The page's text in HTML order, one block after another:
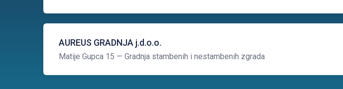
AUREUS GRADNJA j.d.o.o.
Matije Gupca 15 — Gradnja stambenih i nestambenih zgrada